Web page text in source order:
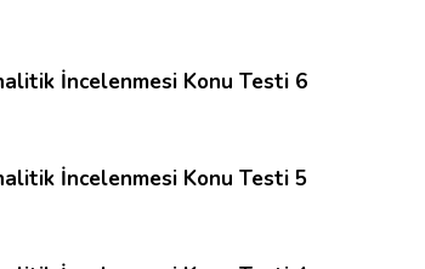
İncelenmesi Konu Testi 6
İncelenmesi Konu Testi 5